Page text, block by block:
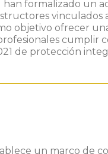
han formalizado
vinculados
objetivo ofrecer
cumplir
de protección
un marco de